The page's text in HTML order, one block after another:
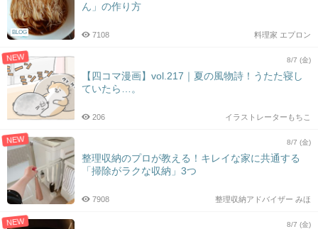
BLOG
ん」の作り方
料理家 エプロン
7108
NEW 8/7 (金)
【四コマ漫画】vol.217｜夏の風物詩！うたた寝し
ていたら…。
イラストレーターもちこ
206
NEW 8/7 (金)
整理収納のプロが教える！キレイな家に共通する
「掃除がラクな収納」3つ
整理収納アドバイザー みほ
7908
NEW 8/7 (金)